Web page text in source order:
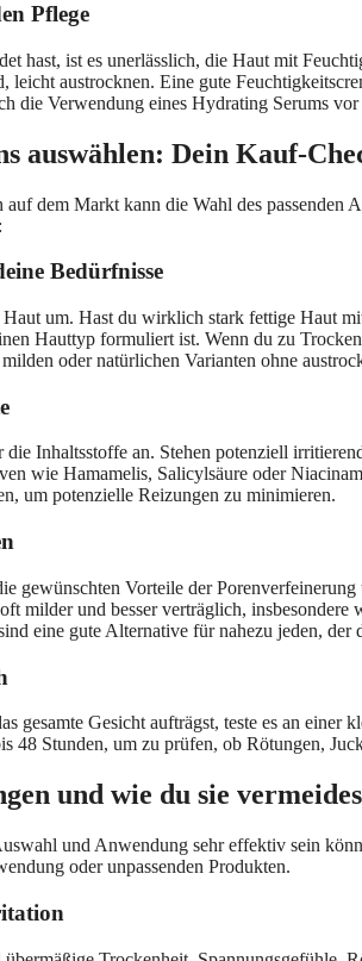
Pflege
hast, ist es unerlässlich, die Haut mit
leicht austrocknen. Eine gute
die Verwendung eines Hydrating Serums
auswählen: Dein Kauf-
dem Markt kann die Wahl des passenden
Bedürfnisse
um. Hast du wirklich stark fettige Haut
Hauttyp formuliert ist. Wenn du zu
oder natürlichen Varianten ohne
die Inhaltsstoffe an. Stehen potenziell
wie Hamamelis, Salicylsäure oder
um potenzielle Reizungen zu minimieren.
gewünschten Vorteile der
milder und besser verträglich,
eine gute Alternative für nahezu jeden,
gesamte Gesicht aufträgst, teste es an
48 Stunden, um zu prüfen, ob Rötungen,
und wie du sie
und Anwendung sehr effektiv sein
oder unpassenden Produkten.